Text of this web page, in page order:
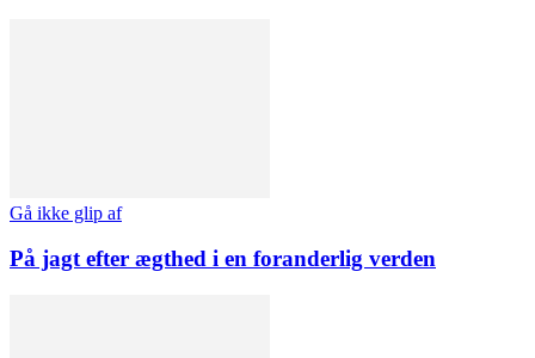
Gå ikke glip af
På jagt efter ægthed i en foranderlig verden